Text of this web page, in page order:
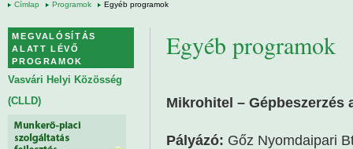
Címlap Programok Egyéb programok
Egyéb programok
Mikrohitel – Gépbeszerzés
Pályázó: Gőz Nyomdaipari
MEGVALÓSÍTÁS
ALATT LÉVŐ
PROGRAMOK
Vasvári Helyi Közösség
(CLLD)